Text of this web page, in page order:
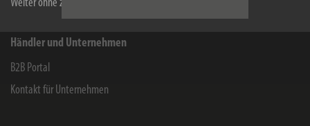
Weiter ohne zu akzeptieren
Händler und Unternehmen
B2B Portal
Kontakt für Unternehmen